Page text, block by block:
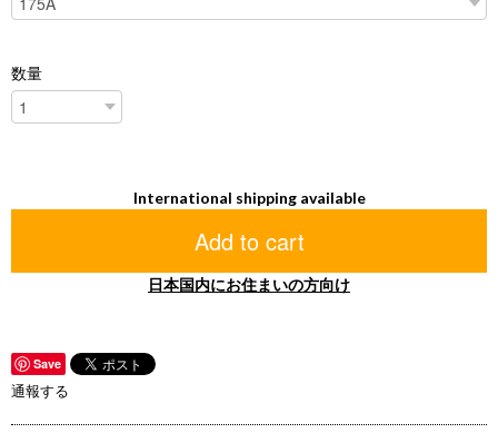
数量
International shipping available
Add to cart
日本国内にお住まいの方向け
Save
通報する